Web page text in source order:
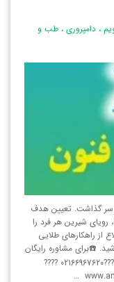
، دامپروری ، طب و
سر گذاشت. تعیین هدف
شیرین هر فرد را
از راهکارهای طلایی
☎️برای مشاوره رایگان
کافیه با شماره های زیر تماس بگیرید ????09020882401 ????02166967620 ????